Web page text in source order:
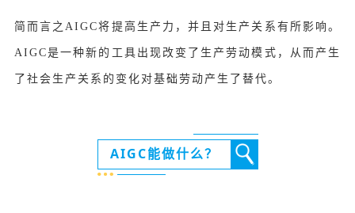
简而言之AIGC将提高生产力，并且对生产关系有所影响。
AIGC是一种新的工具出现改变了生产劳动模式，从而产生
了社会生产关系的变化对基础劳动产生了替代。
AIGC能做什么？